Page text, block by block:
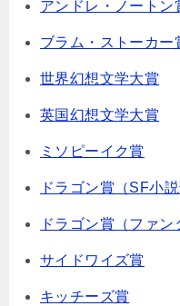
アンドレ・ノートン
ブラム・ストーカー
世界幻想文学大賞
英国幻想文学大賞
ミソピーイク賞
ドラゴン賞（SF小説
ドラゴン賞（ファン
サイドワイズ賞
キッチーズ賞